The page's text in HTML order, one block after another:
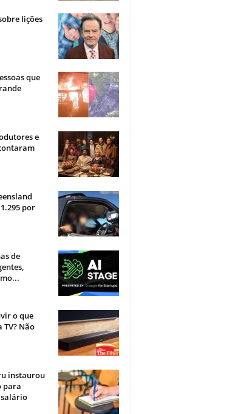
lições
que
e
por
de
o que
TV? Não
instaurou
para